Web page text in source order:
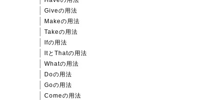
Giveの用法
Makeの用法
Takeの用法
Ifの用法
ItとThatの用法
Whatの用法
Doの用法
Goの用法
Comeの用法